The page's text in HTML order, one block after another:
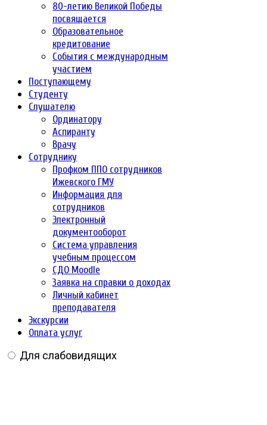
80-летию Великой Победы
посвящается
Образовательное
кредитование
События с международным
участием
Поступающему
Студенту
Слушателю
Ординатору
Аспиранту
Врачу
Сотруднику
Профком ППО сотрудников
Ижевского ГМУ
Информация для
сотрудников
Электронный
документооборот
Система управления
учебным процессом
СДО Moodle
Заявка на справки о доходах
Личный кабинет
преподавателя
Экскурсии
Оплата услуг
Для слабовидящих